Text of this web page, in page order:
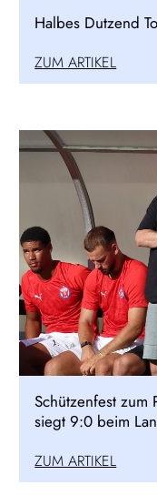
Halbes Dutzend
ZUM ARTIKEL
Schützenfest zum
siegt 9:0 beim
ZUM ARTIKEL